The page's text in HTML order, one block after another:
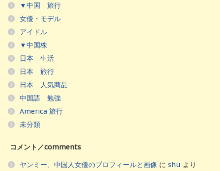
▼中国 旅行
女優・モデル
アイドル
▼中国株
日本 生活
日本 旅行
日本 人気商品
中国語 勉強
America 旅行
未分類
コメント／comments
ヤンミー、中国人女優のプロフィールと画像 に shu より